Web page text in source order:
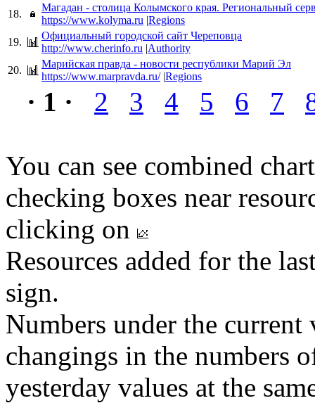
18.
Магадан - столица Колымского края. Региональный
https://www.kolyma.ru |Regions
19.
Официальный городской сайт Череповца
http://www.cherinfo.ru |Authority
20.
Марийская правда - новости республики Марий Эл
https://www.marpravda.ru/ |Regions
· 1 · 2 3 4 5 6 7
You can see combined
checking boxes near
clicking on
Resources added for the
sign.
Numbers under the
changings in the numbers
yesterday values at the